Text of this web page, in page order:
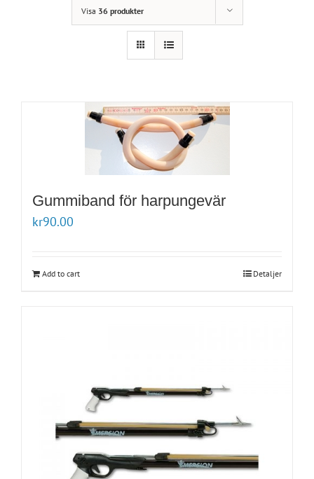
Visa 36 produkter
Gummiband för harpungevär
kr90.00
Add to cart Detaljer